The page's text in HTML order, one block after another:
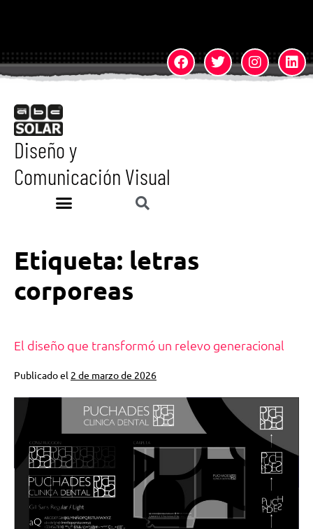
Diseño y
Comunicación Visual
Etiqueta: letras
corporeas
El diseño que transformó un relevo generacional
Publicado el 2 de marzo de 2026